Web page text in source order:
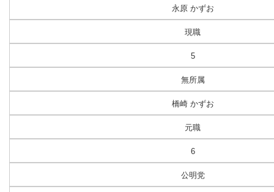
永原 かずお
現職
5
無所属
橋崎 かずお
元職
6
公明党